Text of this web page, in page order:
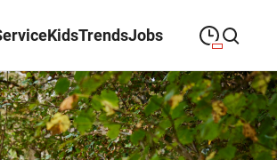
KidsTrendsJobs
Montag
MONTAG 09:00—19:00
DIENSTAG 09:00—19:00